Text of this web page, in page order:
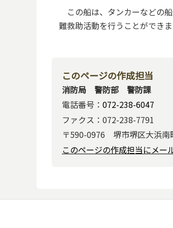
この船は、タンカーなどの
難救助活動を行うことができま
このページの作成担当
消防局 警防部 警防課
電話番号： 072-238-6047
ファクス：072-238-7791
〒590-0976 堺市堺区大浜南
このページの作成担当にメー